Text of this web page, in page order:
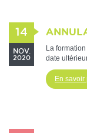
14
NOV.
2020
La
date
En savoir